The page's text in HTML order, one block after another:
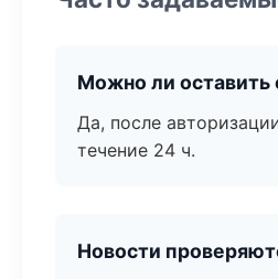
Можно ли оставить
Да, после
течение 24 ч.
Новости